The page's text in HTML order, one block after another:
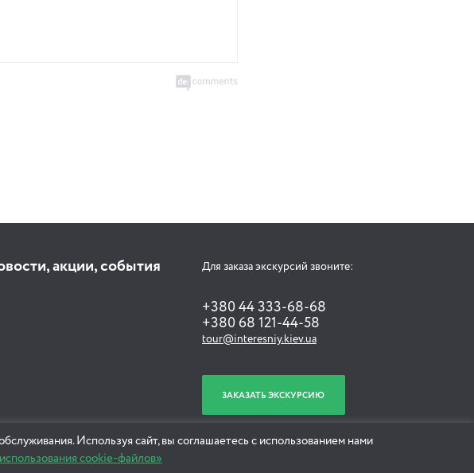
Используя сайт, вы соглашаетесь с использованием нами
cookie-файлов»
акции, события Для заказа экскурсий звоните:
+380 44 333-68-68
+380 68 121-44-58
tour@interesniy.kiev.ua
ЗАКАЗАТЬ ЭКСКУРСИЮ